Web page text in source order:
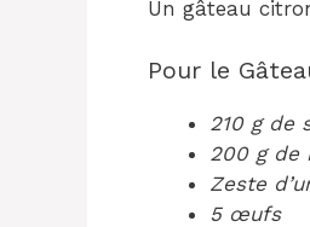
Un gâteau
Pour le
210 g de
200 g de
Zeste
5 œufs